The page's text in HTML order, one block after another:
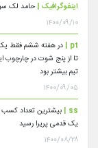
اینفوگرافیک | حامد لک
۱۴۰۰/۰۹/۱۰
pt |
در هفته ششم فقط یک
تا از پنج شوت در
تیم بیشتر بود
۱۴۰۰/۰۹/۰۵
ss |
بیشترین تعداد کسب
یک قدمی پریرا رسید
۱۴۰۰/۰۸/۲۸